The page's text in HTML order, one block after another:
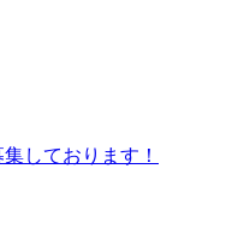
しております！